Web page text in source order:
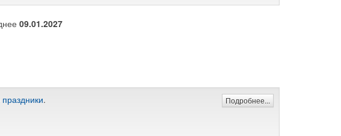
09.01.2027
. Подробнее...